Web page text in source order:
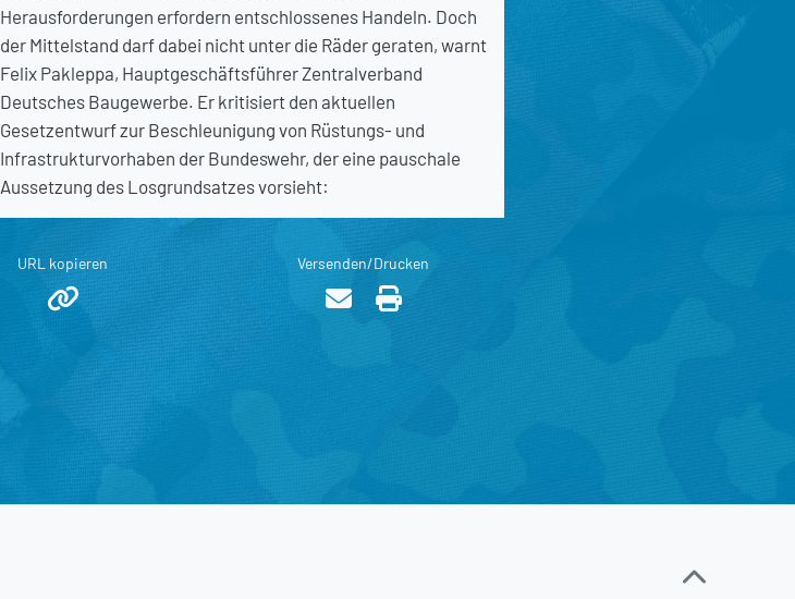
Herausforderungen erfordern entschlossenes Handeln. Doch
der Mittelstand darf dabei nicht unter die Räder geraten, warnt
Felix Pakleppa, Hauptgeschäftsführer Zentralverband
Deutsches Baugewerbe. Er kritisiert den aktuellen
Gesetzentwurf zur Beschleunigung von Rüstungs- und
Infrastrukturvorhaben der Bundeswehr, der eine pauschale
Aussetzung des Losgrundsatzes vorsieht:
URL kopieren Versenden/Drucken